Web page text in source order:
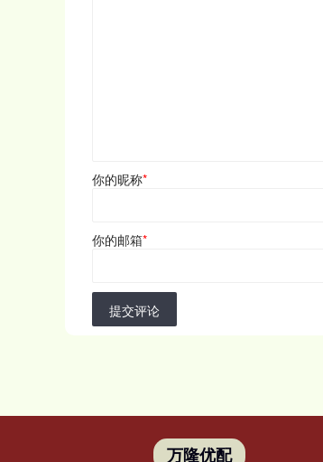
你的昵称*
你的邮箱*
提交评论
万隆优配